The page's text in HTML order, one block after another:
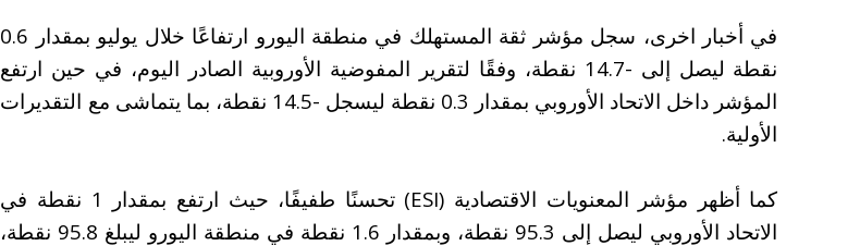
في أخبار اخرى، سجل مؤشر ثقة المستهلك في منطقة اليورو ارتفاعًا خلال يوليو بمقدار 0.6
نقطة ليصل إلى -14.7 نقطة، وفقًا لتقرير المفوضية الأوروبية الصادر اليوم، في حين ارتفع
المؤشر داخل الاتحاد الأوروبي بمقدار 0.3 نقطة ليسجل -14.5 نقطة، بما يتماشى مع التقديرات
الأولية.
كما أظهر مؤشر المعنويات الاقتصادية (ESI) تحسنًا طفيفًا، حيث ارتفع بمقدار 1 نقطة في
الاتحاد الأوروبي ليصل إلى 95.3 نقطة، وبمقدار 1.6 نقطة في منطقة اليورو ليبلغ 95.8 نقطة،